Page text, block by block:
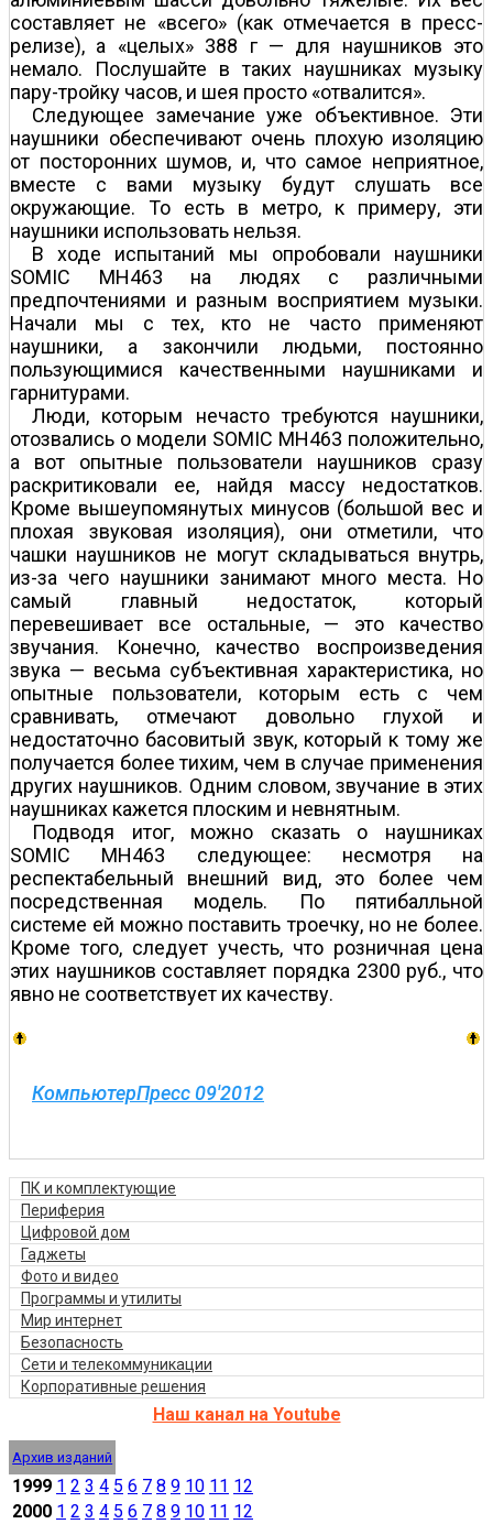
составляет не «всего» (как отмечается в пресс­
релизе), а «целых» 388 г — для наушников это
немало. Послушайте в таких наушниках музыку
пару-тройку часов, и шея просто «отвалится».
Следующее замечание уже объективное. Эти
наушники обеспечивают очень плохую изоляцию
от посторонних шумов, и, что самое неприятное,
вместе с вами музыку будут слушать все
окружающие. То есть в метро, к примеру, эти
наушники использовать нельзя.
В ходе испытаний мы опробовали наушники
SOMIC MH463 на людях с различными
предпочтениями и разным восприятием музыки.
Начали мы с тех, кто не часто применяют
наушники, а закончили людьми, постоянно
пользующимися качественными наушниками и
гарнитурами.
Люди, которым нечасто требуются наушники,
отозвались о модели SOMIC MH463 положительно,
а вот опытные пользователи наушников сразу
раскритиковали ее, найдя массу недостатков.
Кроме вышеупомянутых минусов (большой вес и
плохая звуковая изоляция), они отметили, что
чашки наушников не могут складываться внутрь,
из-за чего наушники занимают много места. Но
самый главный недостаток, который
перевешивает все остальные, — это качество
звучания. Конечно, качество воспроизведения
звука — весьма субъективная характеристика, но
опытные пользователи, которым есть с чем
сравнивать, отмечают довольно глухой и
недостаточно басовитый звук, который к тому же
получается более тихим, чем в случае применения
других наушников. Одним словом, звучание в этих
наушниках кажется плоским и невнятным.
Подводя итог, можно сказать о наушниках
SOMIC MH463 следующее: несмотря на
респектабельный внешний вид, это более чем
посредственная модель. По пятибалльной
системе ей можно поставить троечку, но не более.
Кроме того, следует учесть, что розничная цена
этих наушников составляет порядка 2300 руб., что
явно не соответствует их качеству.
КомпьютерПресс 09'2012
ПК и комплектующие
Периферия
Цифровой дом
Гаджеты
Фото и видео
Программы и утилиты
Мир интернет
Безопасность
Сети и телекоммуникации
Корпоративные решения
Наш канал на Youtube
Архив изданий
1999 1 2 3 4 5 6 7 8 9 10 11 12
2000 1 2 3 4 5 6 7 8 9 10 11 12